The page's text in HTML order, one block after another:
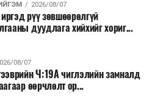
горимыг 2026 оны
31 хүртэл мөрдөнө. Харин
уг хэмнэлтийн горимд
сургуулийн хүүхдийн
томуу, томуу төст
хэмжээ зэрэг зайлшгүй
2026/08/07
рүү зөвшөөрөлгүй
дуудлага хийхийг хориг...
08/07
Ч:19А чиглэлийн замналд
өөрчлөлт ор...